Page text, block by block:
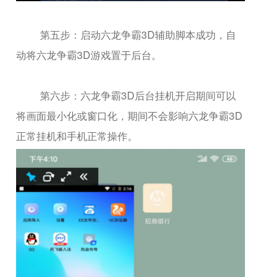
第五步：启动六龙争霸3D辅助脚本成功，自
动将六龙争霸3D游戏置于后台。
第六步：六龙争霸3D后台挂机开启期间可以
将画面最小化或窗口化，期间不会影响六龙争霸3D
正常挂机和手机正常操作。